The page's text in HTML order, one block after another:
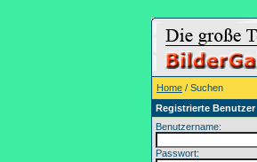
Home / Suchen
Registrierte Benutzer
Benutzername:
Passwort: